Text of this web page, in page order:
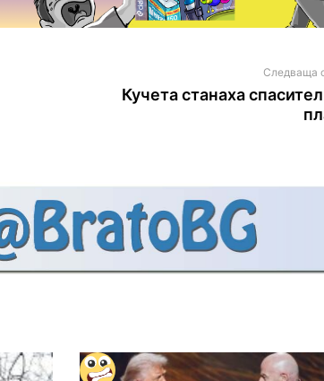
Следваща
Кучета станаха